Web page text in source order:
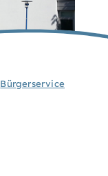
Bürgerservice